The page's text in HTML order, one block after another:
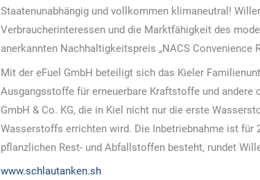
Staatenunabhängig und vollkommen klimaneutral!
Verbraucherinteressen und die Marktfähigkeit des
anerkannten Nachhaltigkeitspreis „NACS Convenience
Mit der eFuel GmbH beteiligt sich das Kieler
Ausgangsstoffe für erneuerbare Kraftstoffe und
GmbH & Co. KG, die in Kiel nicht nur die erste
Wasserstoffs errichten wird. Die Inbetriebnahme ist für
pflanzlichen Rest- und Abfallstoffen besteht, rundet
www.schlautanken.sh